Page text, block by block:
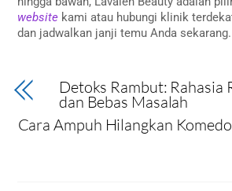
website kami atau hubungi klinik
dan jadwalkan janji temu Anda sekarang.
Detoks Rambut: Rahasia
dan Bebas Masalah
Cara Ampuh Hilangkan